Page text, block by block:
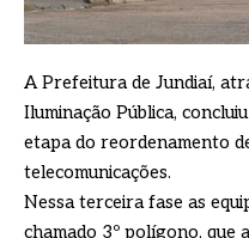
A Prefeitura de Jundiaí,
Iluminação Pública,
etapa do reordenamento
telecomunicações.
Nessa terceira fase as
chamado 3º polígono, que